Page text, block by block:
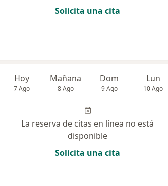
Solicita una cita
Hoy
7 Ago
Mañana
8 Ago
Dom
9 Ago
Lun
10 Ago
La reserva de citas en línea no está
disponible
Solicita una cita